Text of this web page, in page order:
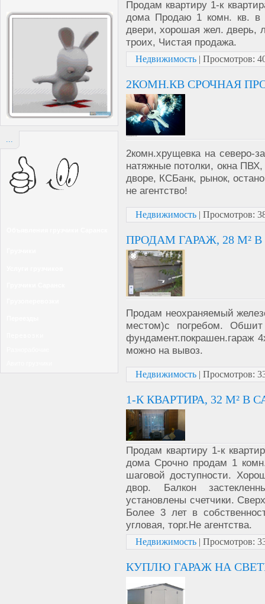
...
Продам квартиру 1-к
дома Продаю 1 комн. кв. в
двери, хорошая жел. дверь,
троих, Чистая продажа.
Недвижимость | Просмотров:
2КОМН.КВ СРОЧНАЯ
2комн.хрущевка на северо-
натяжные потолки, окна
дворе, КСБанк, рынок,
не агентство!
Недвижимость | Просмотров:
ПРОДАМ ГАРАЖ, 28 М²
Продам неохраняемый
местом)с погребом. Обшит
фундамент.покрашен.гараж
можно на вывоз.
Недвижимость | Просмотров:
1-К КВАРТИРА, 32 М² В
Продам квартиру 1-к
дома Срочно продам 1
шаговой доступности.
двор. Балкон
установлены счетчики.
Более 3 лет в
угловая, торг.Не агентства.
Недвижимость | Просмотров:
КУПЛЮ ГАРАЖ НА